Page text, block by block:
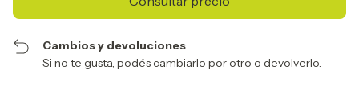
Cambios y devoluciones
Si no te gusta, podés cambiarlo por otro o devolverlo.